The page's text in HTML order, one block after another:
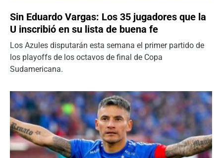
Sin Eduardo Vargas: Los 35 jugadores que la
U inscribió en su lista de buena fe
Los Azules disputarán esta semana el primer partido de
los playoffs de los octavos de final de Copa
Sudamericana.